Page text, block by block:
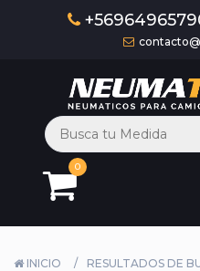
0
Camión
Agricola
INICIO RESULTADOS DE